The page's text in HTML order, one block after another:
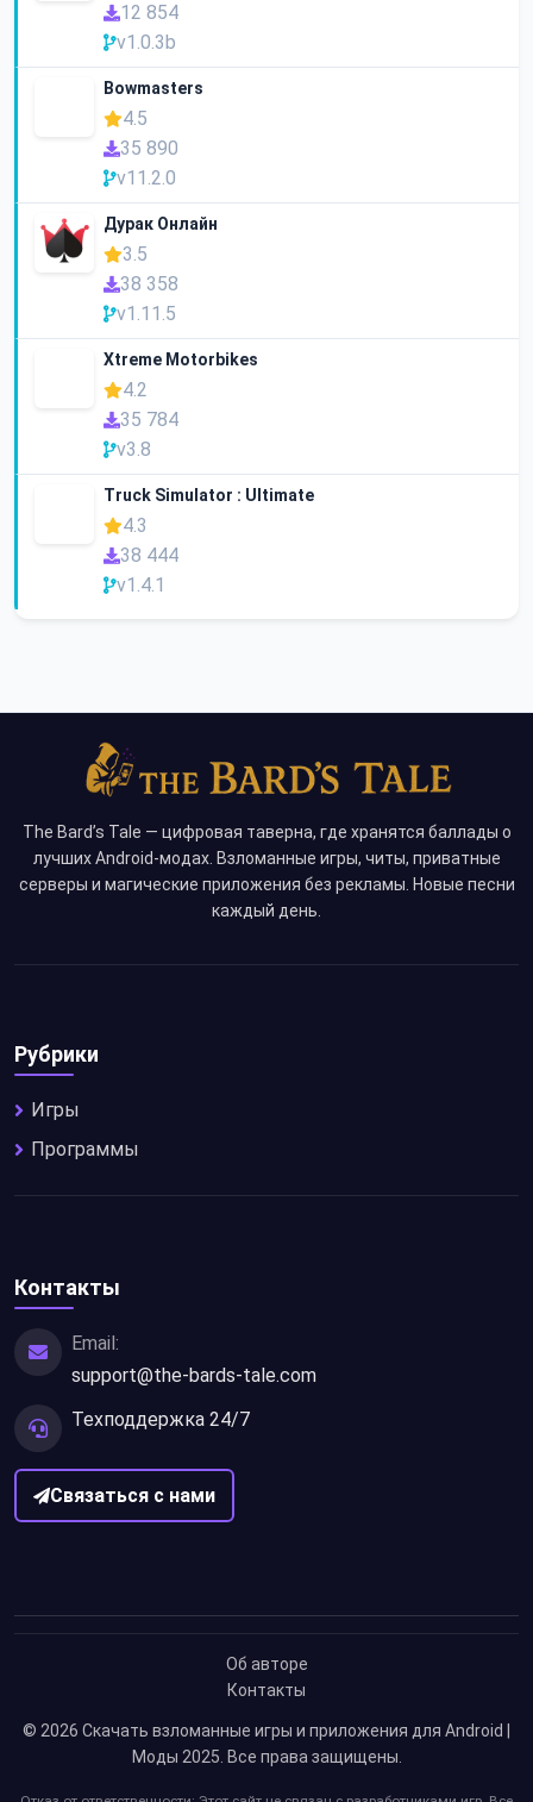
12 854
v1.0.3b
Bowmasters
4.5
35 890
v11.2.0
Дурак Онлайн
3.5
38 358
v1.11.5
Xtreme Motorbikes
4.2
35 784
v3.8
Truck Simulator : Ultimate
4.3
38 444
v1.4.1
The Bard’s Tale — цифровая таверна, где хранятся баллады о
лучших Android-модах. Взломанные игры, читы, приватные
серверы и магические приложения без рекламы. Новые песни
каждый день.
Рубрики
Игры
Программы
Контакты
Email:
support@the-bards-tale.com
Техподдержка 24/7
Связаться с нами
Об авторе
Контакты
© 2026 Скачать взломанные игры и приложения для Android |
Моды 2025. Все права защищены.